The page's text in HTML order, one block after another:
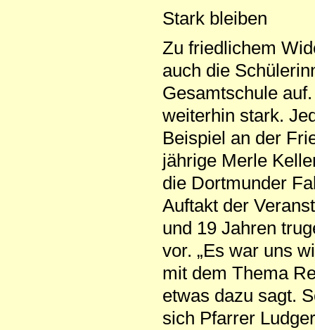
Stark bleiben
Zu friedlichem
auch die
Gesamtschule
weiterhin stark.
Beispiel an der
jährige Merle
die Dortmunder
Auftakt der
und 19 Jahren
vor. „Es war uns
mit dem Thema
etwas dazu sagt.
sich Pfarrer